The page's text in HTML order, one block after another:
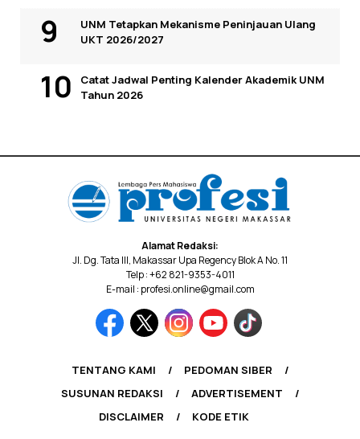
UNM Tetapkan Mekanisme Peninjauan Ulang
UKT 2026/2027
Catat Jadwal Penting Kalender Akademik UNM
Tahun 2026
Alamat Redaksi:
Jl. Dg. Tata III, Makassar Upa Regency Blok A No. 11
Telp : +62 821-9353-4011
E-mail : profesi.online@gmail.com
TENTANG KAMI
PEDOMAN SIBER
SUSUNAN REDAKSI
ADVERTISEMENT
DISCLAIMER
KODE ETIK